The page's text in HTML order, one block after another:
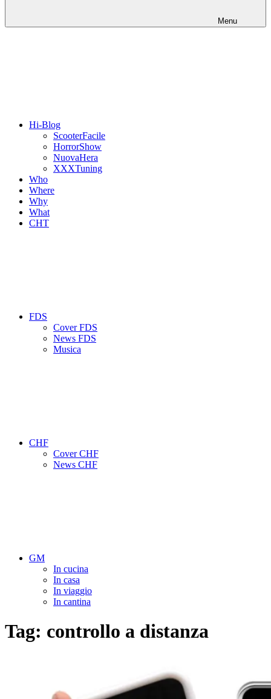
Menu
Hi-Blog
ScooterFacile
HorrorShow
NuovaHera
XXXTuning
Who
Where
Why
What
CHT
FDS
Cover FDS
News FDS
Musica
CHF
Cover CHF
News CHF
GM
In cucina
In casa
In viaggio
In cantina
Tag: controllo a distanza